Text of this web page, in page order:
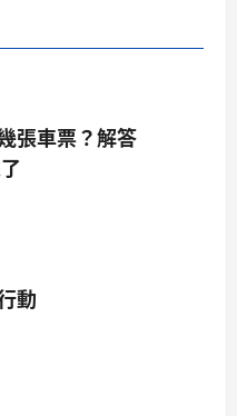
張車票？解答
動